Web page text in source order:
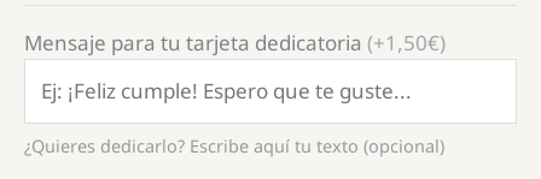
Mensaje para tu tarjeta dedicatoria (+1,50€)
¿Quieres dedicarlo? Escribe aquí tu texto (opcional)